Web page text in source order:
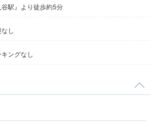
まとめられた客室。5名まで泊まれる
れで、バスタイムが楽しみになります
谷駅』より徒歩約5分
し
ングなし